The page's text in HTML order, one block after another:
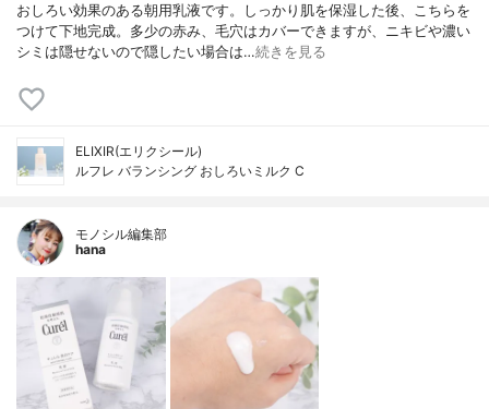
おしろい効果のある朝用乳液です。しっかり肌を保湿した後、こちらを
つけて下地完成。多少の赤み、毛穴はカバーできますが、ニキビや濃い
シミは隠せないので隠したい場合は…続きを見る
ELIXIR(エリクシール)
ルフレ バランシング おしろいミルク C
モノシル編集部
hana